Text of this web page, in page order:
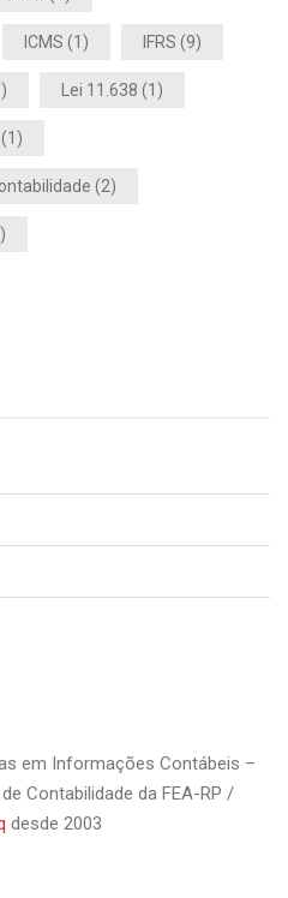
ICMS (1) IFRS (9)
Lei 11.638 (1)
(1)
(2)
em Informações Contábeis –
Contabilidade da FEA-RP /
desde 2003